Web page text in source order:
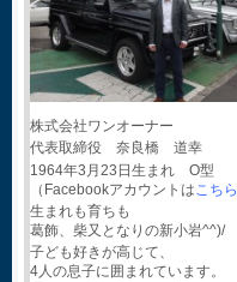
株式会社ワンオーナー
代表取締役 奈良橋 道幸
1964年3月23日生まれ O型
（Facebookアカウントは こちら
生まれも育ちも
葛飾、柴又となりの新小岩^^)/
子ども好きが高じて、
4人の息子に囲まれています。